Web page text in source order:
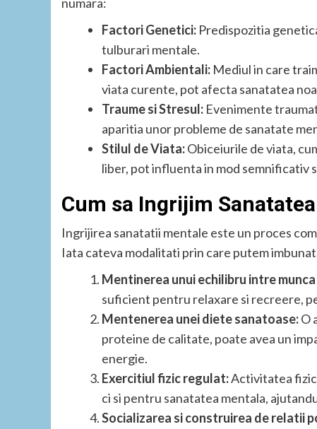
Factori Genetici: Predispozitia
tulburari mentale.
Factori Ambientali: Mediul in care
viata curente, pot afecta sanatatea
Traume si Stresul: Evenimente
aparitia unor probleme de sanatate
Stilul de Viata:Obiceiurile de viata,
liber, pot influenta in mod semnificativ
Cum sa Ingrijim
Ingrijirea sanatatii mentale este un proces
Iata cateva modalitati prin care putem
Mentinerea unui echilibru intre
suficient pentru relaxare si recreere,
Mentenerea unei diete sanatoase:O
proteine de calitate, poate avea un
energie.
Exercitiul fizic regulat:Activitatea
ci si pentru sanatatea mentala,
Socializarea si construirea de relatii